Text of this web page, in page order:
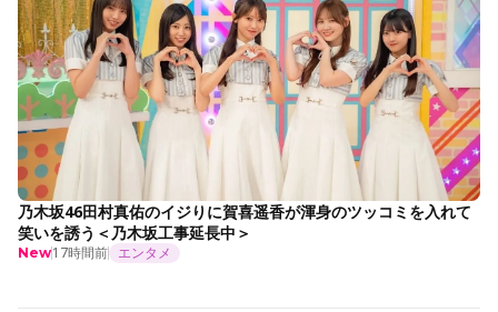
乃木坂46田村真佑のイジりに賀喜遥香が渾身のツッコミを入れて
笑いを誘う＜乃木坂工事延長中＞
New17時間前 エンタメ